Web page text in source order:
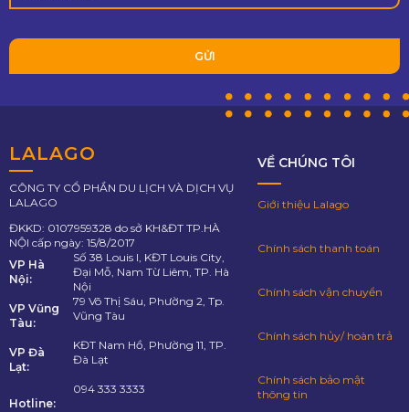
LALAGO
CÔNG TY CỔ PHẦN DU LỊCH VÀ DỊCH VỤ
LALAGO
ĐKKD: 0107959328 do sở KH&ĐT TP.HÀ
NỘI cấp ngày: 15/8/2017
VP Hà
Nội:
Số 38 Louis I, KĐT Louis City,
Đại Mỗ, Nam Từ Liêm, TP. Hà
Nội
VP Vũng
Tàu:
79 Võ Thị Sáu, Phường 2, Tp.
Vũng Tàu
VP Đà
Lạt:
KĐT Nam Hồ, Phường 11, TP.
Đà Lạt
Hotline:
094 333 3333
VỀ CHÚNG TÔI
Giới thiệu Lalago
Chính sách thanh toán
Chính sách vận chuyển
Chính sách hủy/ hoàn trả
Chính sách bảo mật
thông tin